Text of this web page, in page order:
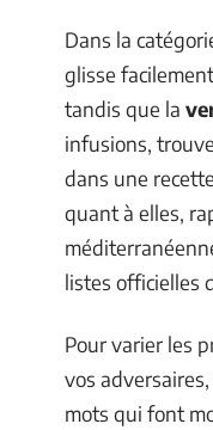
Dans la
glisse
tandis que la
infusions,
dans une
quant à elles,
listes officielles
Pour varier les
vos
mots qui font